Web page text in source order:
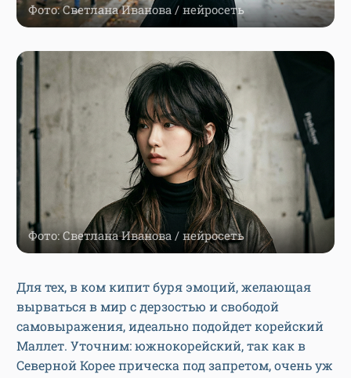
Фото: Светлана Иванова / нейросеть
Фото: Светлана Иванова / нейросеть
Для тех, в ком кипит буря эмоций, желающая
вырваться в мир с дерзостью и свободой
самовыражения, идеально подойдет корейский
Маллет. Уточним: южнокорейский, так как в
Северной Корее прическа под запретом, очень уж